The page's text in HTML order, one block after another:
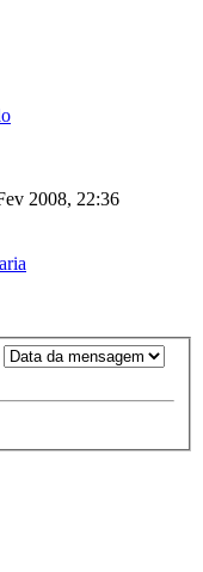
2008, 22:36